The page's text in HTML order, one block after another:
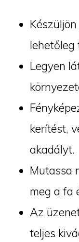
lehetőleg
Legyen
kerítést,
akadályt.
Mutassa
meg a fa
Az
teljes